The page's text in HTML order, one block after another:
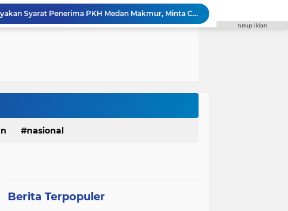
Zulkarnaen Pertanyakan Syarat Penerima PKH Medan Makmur, Minta Cakupan Diperluas hingga Desil 6
Fasilitas di SMPN 39 Medan,Minta Pemko Benahi
nasional
Berita Terpopuler
tutup Iklan